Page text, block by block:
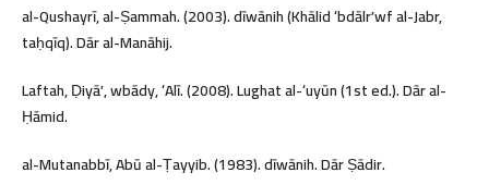
al-Qushayrī, al-Ṣammah. (2003). dīwānih (Khālid ʻbdālrʼwf al-Jabr,
taḥqīq). Dār al-Manāhij.
Laftah, Ḍiyāʼ, wbādy, ʻAlī. (2008). Lughat al-ʻuyūn (1st ed.). Dār al-
Ḥāmid.
al-Mutanabbī, Abū al-Ṭayyib. (1983). dīwānih. Dār Ṣādir.